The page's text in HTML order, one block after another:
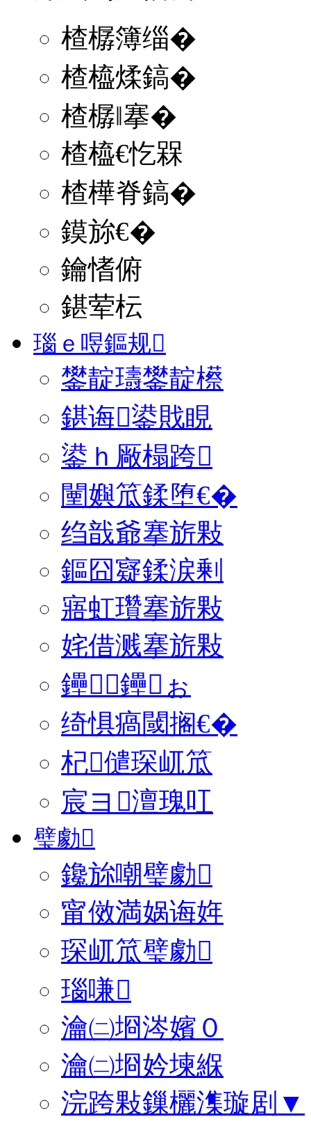
楂樼簿缁�
楂橀煣鎬�
楂樼‖搴�
楂橀€忔槑
楂樺脊鎬�
鏌旀€�
鑰愭俯
鍖荤枟
瑙ｅ喅鏂规
鐢靛瓙鐢靛櫒
鍖诲鍙戝睍
鍙ｈ厰榻跨
闉嬩笟鍒堕€�
绉戠爺搴旂敤
鏂囧寲鍒涙剰
寤虹瓚搴旂敤
姹借溅搴旂敤
鑸┖鑸ぉ
绮惧瘑閾搁€�
杞儙琛屼笟
宸ヨ澶瑰叿
璧勮
鑱旀嘲璧勮
甯傚満娲诲姩
琛屼笟璧勮
瑙嗛
瀹㈡埛涔嬪０
瀹㈡埛妗堜緥
浣跨敤鏁欐潗璇剧▼